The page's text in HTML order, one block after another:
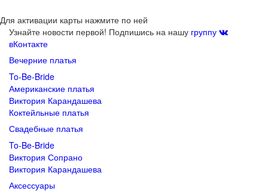
Для активации карты нажмите по ней
Узнайте новости первой! Подпишись на нашу группу
вКонтакте
Вечерние платья
To-Be-Bride
Американские платья
Виктория Карандашева
Коктейльные платья
Свадебные платья
To-Be-Bride
Виктория Сопрано
Виктория Карандашева
Аксессуары